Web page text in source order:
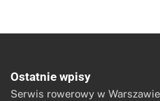
Ostatnie wpisy
Serwis rowerowy w